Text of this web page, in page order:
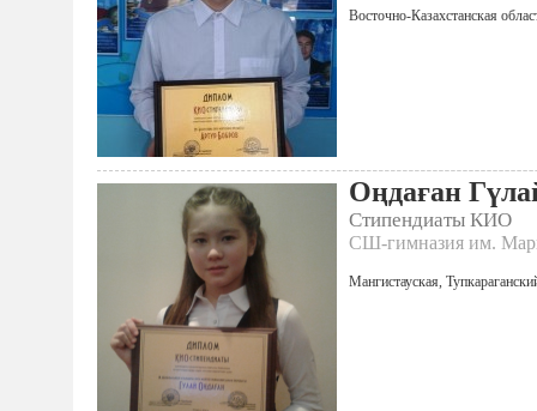
Восточно-Казахстанская
Оңдаған
Стипендиаты КИО
СШ-гимназия им.
Мангистауская,